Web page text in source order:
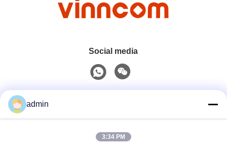
Social media
0086-551-65396351
admin
3:34 PM